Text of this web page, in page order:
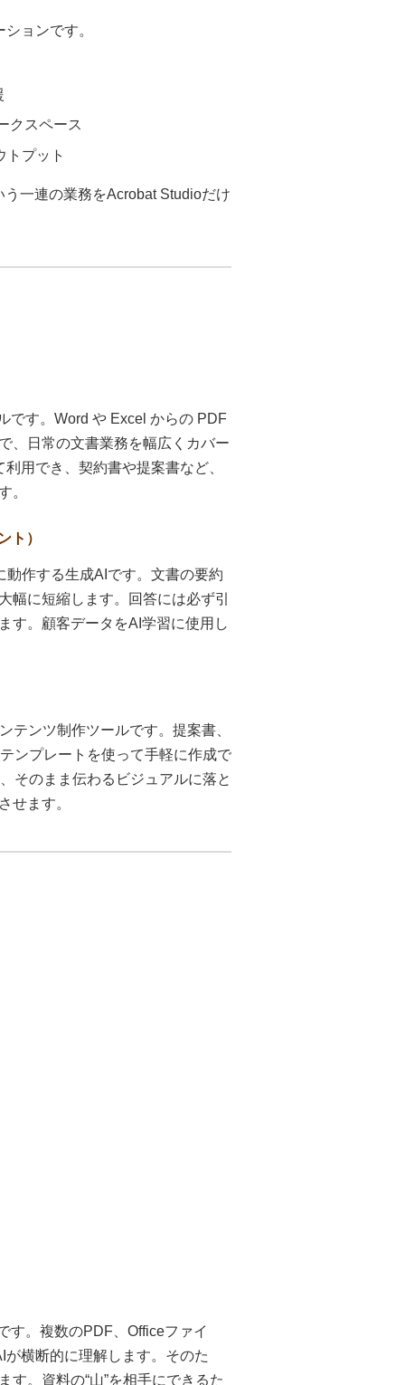
ョンです。
クスペース
トプット
一連の業務をAcrobat Studioだけ
です。Word や Excel からの PDF
、日常の文書業務を幅広くカバー
用でき、契約書や提案書など、
。
ト）
作する生成AIです。文書の要約
幅に短縮します。回答には必ず引
す。顧客データをAI学習に使用し
テンツ制作ツールです。提案書、
ンプレートを使って手軽に作成で
そのまま伝わるビジュアルに落と
せます。
す。複数のPDF、Officeファイ
横断的に理解します。そのた
。資料の“山”を相手にできるた